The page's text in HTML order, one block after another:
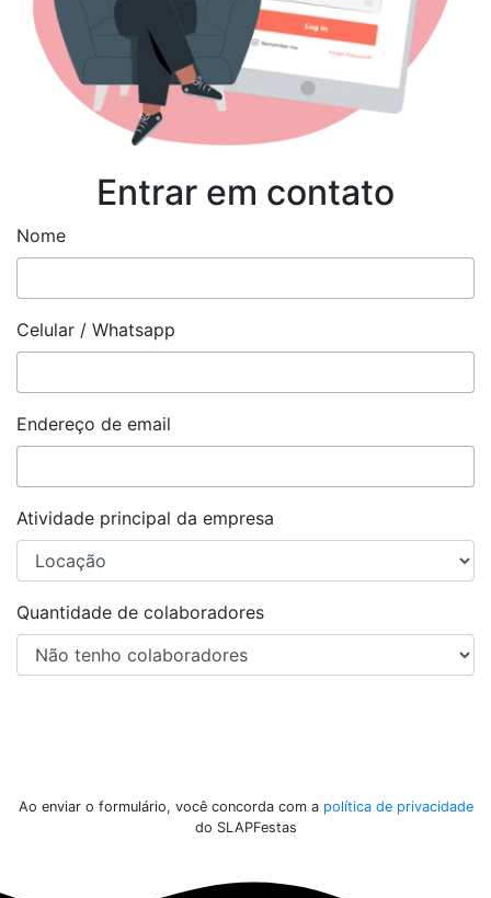
Entrar em contato
Nome
Celular / Whatsapp
Endereço de email
Atividade principal da empresa
Quantidade de colaboradores
Ao enviar o formulário, você concorda com a política de privacidade
do SLAPFestas